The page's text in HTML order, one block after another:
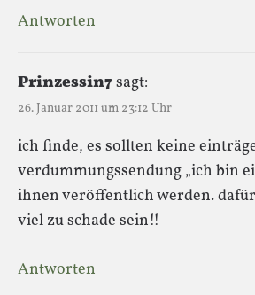
Antworten
Prinzessin7 sagt:
26. Januar 2011 um 23:12 Uhr
ich finde, es sollten keine
verdummungssendung „ich bin
ihnen veröffentlich werden.
viel zu schade sein!!
Antworten